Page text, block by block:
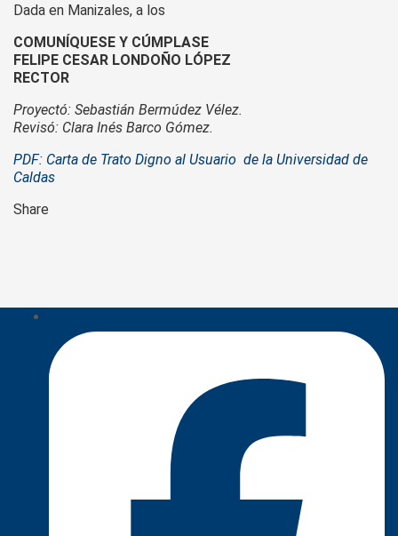
Dada en Manizales, a los
COMUNÍQUESE Y CÚMPLASE
FELIPE CESAR LONDOÑO LÓPEZ
RECTOR
Proyectó: Sebastián Bermúdez Vélez.
Revisó: Clara Inés Barco Gómez.
PDF: Carta de Trato Digno al Usuario de la Universidad de
Caldas
Share